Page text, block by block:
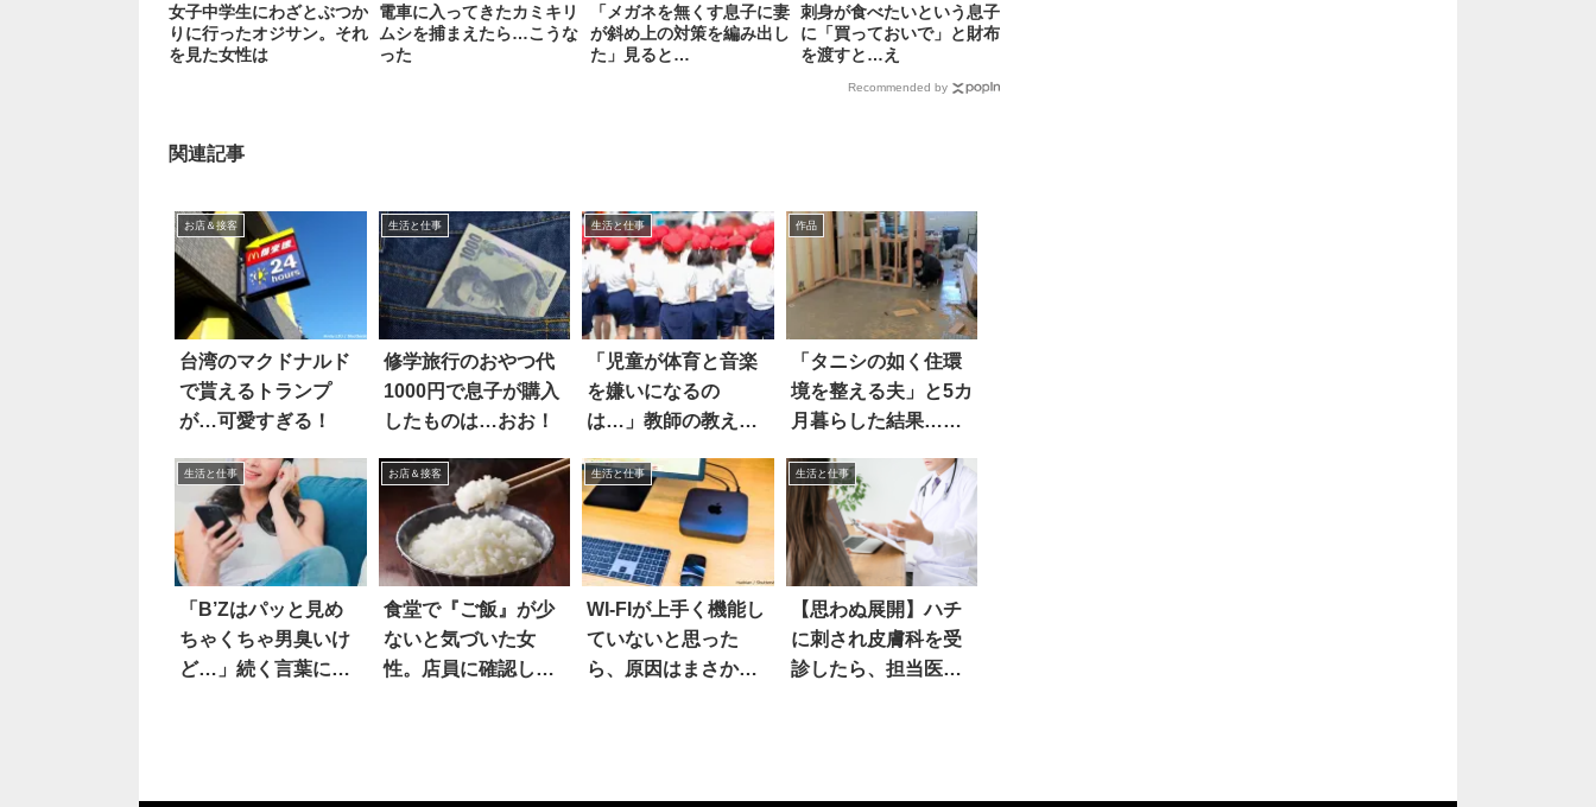
女子中学生にわざとぶつか
りに行ったオジサン。それ
を見た女性は
電車に入ってきたカミキリ
ムシを捕まえたら…こうな
った
「メガネを無くす息子に妻
が斜め上の対策を編み出し
た」見ると…
刺身が食べたいという息子
に「買っておいで」と財布
を渡すと…え
Recommended by
関連記事
お店＆接客
台湾のマクドナルド
で貰えるトランプ
が…可愛すぎる！
生活と仕事
修学旅行のおやつ代
1000円で息子が購入
したものは…おお！
生活と仕事
「児童が体育と音楽
を嫌いになるの
は…」教師の教えに
作品
「タニシの如く住環
境を整える夫」と5カ
月暮らした結果…す
生活と仕事
「B’Zはパッと見め
ちゃくちゃ男臭いけ
ど…」続く言葉に共
お店＆接客
食堂で『ご飯』が少
ないと気づいた女
性。店員に確認した
生活と仕事
WI-FIが上手く機能し
ていないと思った
ら、原因はまさか
生活と仕事
【思わぬ展開】ハチ
に刺され皮膚科を受
診したら、担当医師